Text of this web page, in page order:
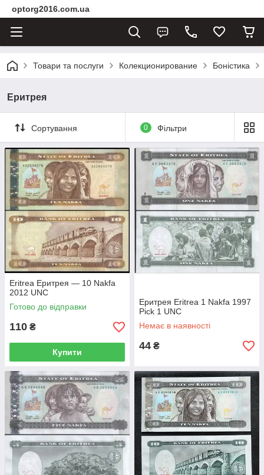
optorg2016.com.ua
Товари та послуги Колекционирование Боністика
Еритрея
Сортування 0 Фільтри
Eritrea Еритрея — 10 Nakfa
2012 UNC
Готово до відправки
110 ₴
Купити
Еритрея Eritrea 1 Nakfa 1997
Pick 1 UNC
Немає в наявності
44 ₴